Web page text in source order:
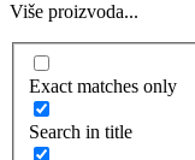
Više proizvoda...
Exact matches only
Search in title